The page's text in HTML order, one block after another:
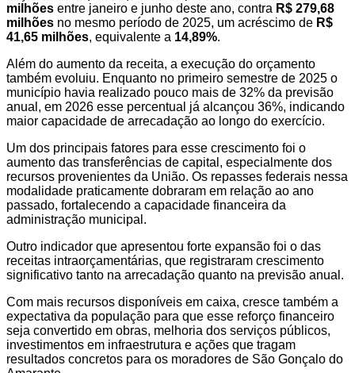
milhões entre janeiro e junho deste ano, contra R$ 279,68
milhões no mesmo período de 2025, um acréscimo de R$
41,65 milhões, equivalente a 14,89%.
Além do aumento da receita, a execução do orçamento
também evoluiu. Enquanto no primeiro semestre de 2025 o
município havia realizado pouco mais de 32% da previsão
anual, em 2026 esse percentual já alcançou 36%, indicando
maior capacidade de arrecadação ao longo do exercício.
Um dos principais fatores para esse crescimento foi o
aumento das transferências de capital, especialmente dos
recursos provenientes da União. Os repasses federais nessa
modalidade praticamente dobraram em relação ao ano
passado, fortalecendo a capacidade financeira da
administração municipal.
Outro indicador que apresentou forte expansão foi o das
receitas intraorçamentárias, que registraram crescimento
significativo tanto na arrecadação quanto na previsão anual.
Com mais recursos disponíveis em caixa, cresce também a
expectativa da população para que esse reforço financeiro
seja convertido em obras, melhoria dos serviços públicos,
investimentos em infraestrutura e ações que tragam
resultados concretos para os moradores de São Gonçalo do